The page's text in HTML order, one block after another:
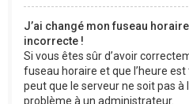
J’ai changé mon fuseau
incorrecte !
Si vous êtes sûr d’avoir
fuseau horaire et que l’heure
peut que le serveur ne soit pas à
problème à un administrateur.